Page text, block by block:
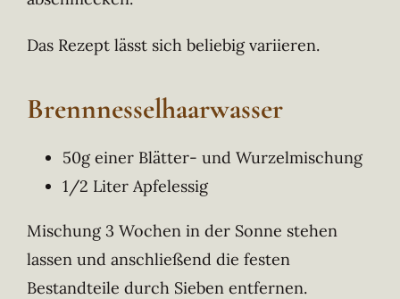
Das Rezept lässt sich beliebig variieren.
Brennnesselhaarwasser
50g einer Blätter- und Wurzelmischung
1/2 Liter Apfelessig
Mischung 3 Wochen in der Sonne stehen
lassen und anschließend die festen
Bestandteile durch Sieben entfernen.